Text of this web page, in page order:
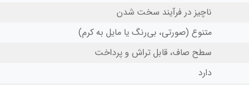
ناچیز در فرآیند سخت شدن
متنوع (صورتی، بی‌رنگ یا مایل به کرم)
سطح صاف، قابل تراش و پرداخت
دارد